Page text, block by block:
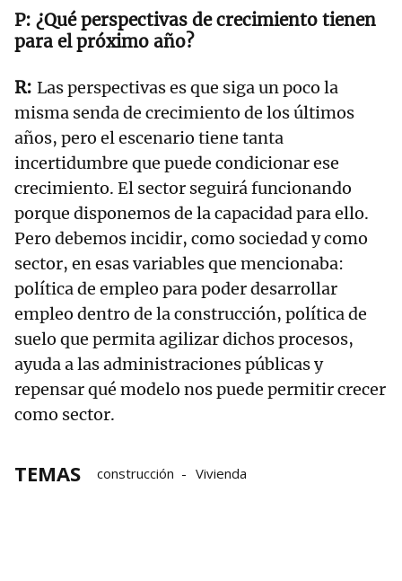
¿Qué perspectivas de crecimiento tienen
para el próximo año?
Las perspectivas es que siga un poco la
misma senda de crecimiento de los últimos
años, pero el escenario tiene tanta
incertidumbre que puede condicionar ese
crecimiento. El sector seguirá funcionando
porque disponemos de la capacidad para ello.
Pero debemos incidir, como sociedad y como
sector, en esas variables que mencionaba:
política de empleo para poder desarrollar
empleo dentro de la construcción, política de
suelo que permita agilizar dichos procesos,
ayuda a las administraciones públicas y
repensar qué modelo nos puede permitir crecer
como sector.
TEMAS construcción Vivienda